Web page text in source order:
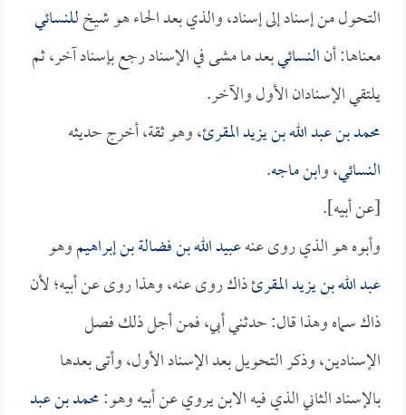
التحول من إسناد إلى إسناد، والذي بعد الحاء هو شيخللنسائي
معناها: أنالنسائيبعد ما مشى في الإسناد رجع بإسناد آخر، ثم
يلتقي الإسنادان الأول والآخر.
محمد بن عبد الله بن يزيد المقرئ، وهو ثقة، أخرج حديثه
النسائي، وابن ماجه.
[عن أبيه].
وأبوه هو الذي روى عنهعبيد الله بن فضالة بن إبراهيموهو
عبد الله بن يزيد المقرئذاك روى عنه، وهذا روى عن أبيه؛ لأن
ذاك سماه وهذا قال: حدثني أبي، فمن أجل ذلك فصل
الإسنادين، وذكر التحويل بعد الإسناد الأول، وأتى بعدها
بالإسناد الثاني الذي فيه الابن يروي عن أبيه وهو:محمد بن عبد